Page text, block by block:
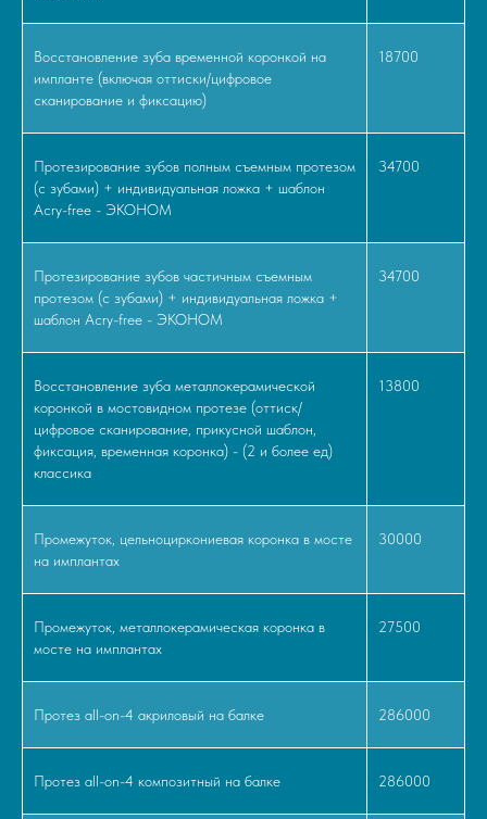
Восстановление зуба временной коронкой на
импланте (включая оттиски/цифровое
сканирование и фиксацию)
18700
Протезирование зубов полным съемным протезом
(с зубами) + индивидуальная ложка + шаблон
Acry-free - ЭКОНОМ
34700
Протезирование зубов частичным съемным
протезом (с зубами) + индивидуальная ложка +
шаблон Acry-free - ЭКОНОМ
34700
Восстановление зуба металлокерамической
коронкой в мостовидном протезе (оттиск/
цифровое сканирование, прикусной шаблон,
фиксация, временная коронка) - (2 и более ед)
классика
13800
Промежуток, цельноциркониевая коронка в мосте
на имплантах
30000
Промежуток, металлокерамическая коронка в
мосте на имплантах
27500
Протез all-on-4 акриловый на балке 286000
Протез all-on-4 композитный на балке 286000